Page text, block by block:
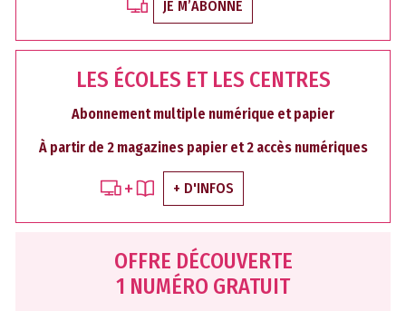
JE M’ABONNE
LES ÉCOLES ET LES CENTRES
Abonnement multiple numérique et papier
À partir de 2 magazines papier et 2 accès numériques
+ D'INFOS
OFFRE DÉCOUVERTE
1 NUMÉRO GRATUIT